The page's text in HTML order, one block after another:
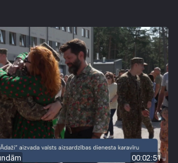
00:02:51